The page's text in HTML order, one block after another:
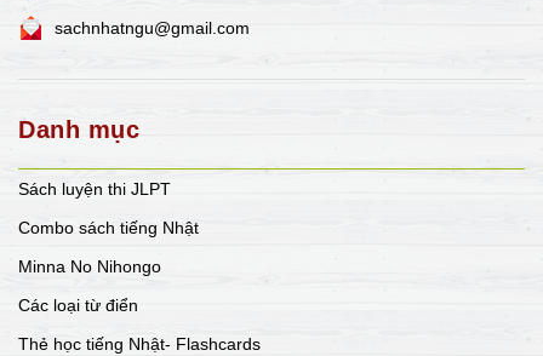
sachnhatngu@gmail.com
Danh mục
Sách luyện thi JLPT
Combo sách tiếng Nhật
Minna No Nihongo
Các loại từ điển
Thẻ học tiếng Nhật- Flashcards